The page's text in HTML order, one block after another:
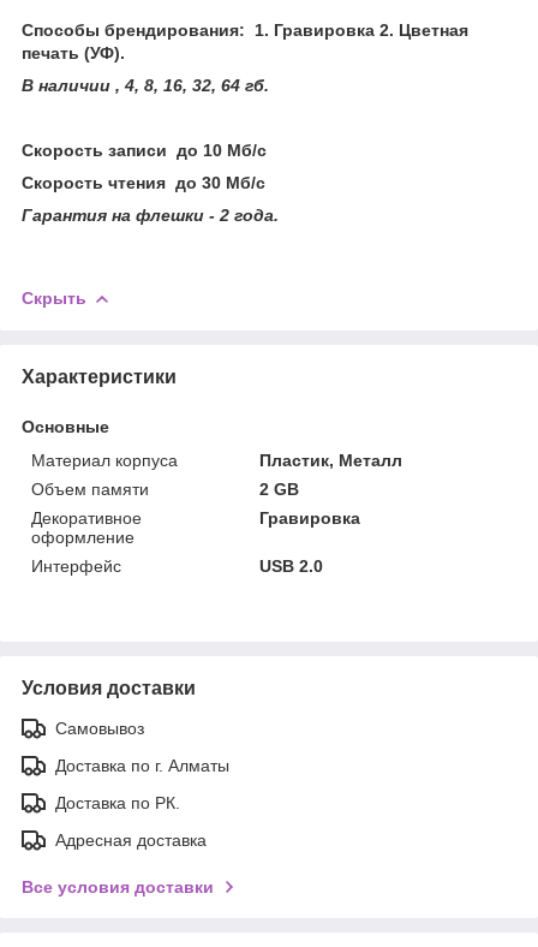
Способы брендирования: 1. Гравировка 2. Цветная
печать (УФ).
В наличии , 4, 8, 16, 32, 64 гб.
Скорость записи до 10 Мб/с
Скорость чтения до 30 Мб/с
Гарантия на флешки - 2 года.
Скрыть
Характеристики
Основные
Материал корпуса
Пластик, Металл
Объем памяти
2 GB
Декоративное
оформление
Гравировка
Интерфейс USB 2.0
Условия доставки
Самовывоз
Доставка по г. Алматы
Доставка по РК.
Адресная доставка
Все условия доставки